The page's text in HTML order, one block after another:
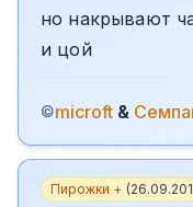
но накрывают
и цой
©microft &
Пирожки + (